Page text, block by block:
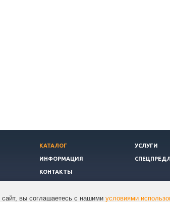
вы соглашаетесь с нашими условиями
КАТАЛОГ УСЛУГИ
ИНФОРМАЦИЯ
КОНТАКТЫ